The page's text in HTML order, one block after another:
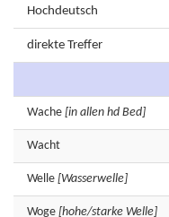
Hochdeutsch
direkte Treffer
Wache [in allen hd Bed]
Wacht
Welle [Wasserwelle]
Woge [hohe/starke Welle]